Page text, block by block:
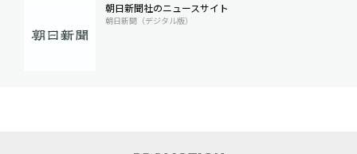
朝日新聞社のニュースサイト
朝日新聞（デジタル版）